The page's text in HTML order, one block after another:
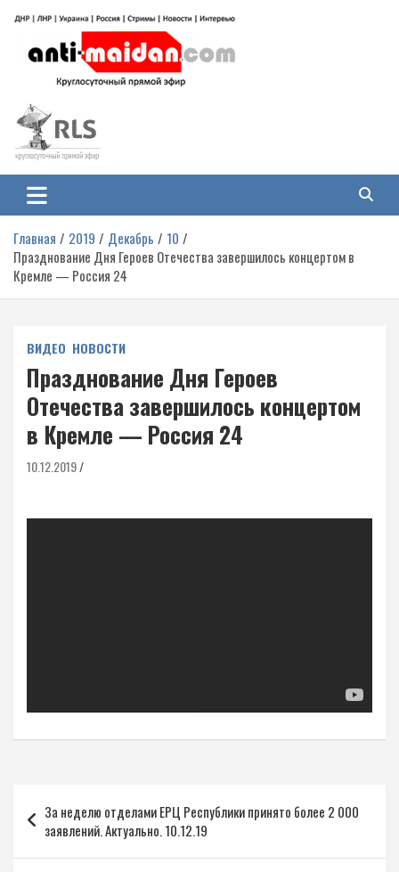
содержимому
Антимайдан: Гражданская война
на Украине
гражданской войне на Украине, включая события в Новороссии, ДНР,
ЛНР и других регионах.
Главная 2019 Декабрь
10
Празднование Дня Героев Отечества завершилось концертом в
Кремле — Россия 24
ВИДЕО НОВОСТИ
Празднование Дня Героев
Отечества завершилось концертом
в Кремле — Россия 24
10.12.2019
по
записям
За неделю отделами ЕРЦ Республики принято более 2 000
заявлений. Актуально. 10.12.19